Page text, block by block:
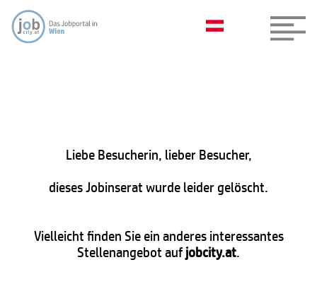
Liebe Besucherin, lieber Besucher,
dieses Jobinserat wurde leider gelöscht.
Vielleicht finden Sie ein anderes interessantes
Stellenangebot aufjobcity.at.